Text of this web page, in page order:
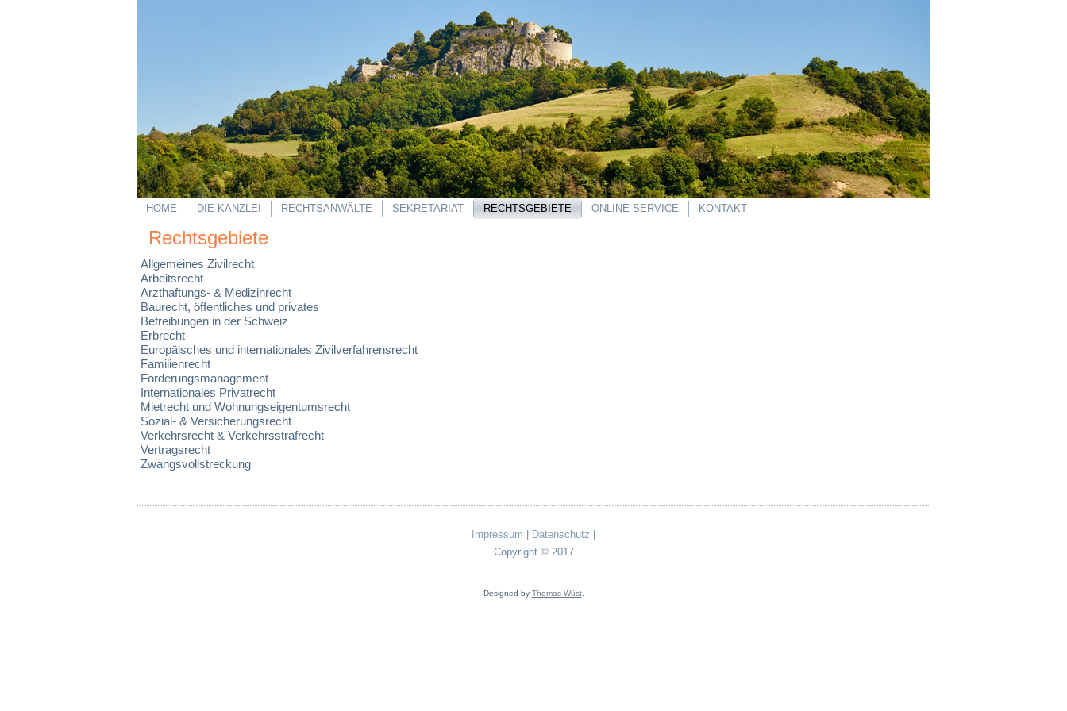
HOME DIE KANZLEI RECHTSANWÄLTE SEKRETARIAT RECHTSGEBIETE ONLINE SERVICE KONTAKT
Rechtsgebiete
Allgemeines Zivilrecht
Arbeitsrecht
Arzthaftungs- & Medizinrecht
Baurecht, öffentliches und privates
Betreibungen in der Schweiz
Erbrecht
Europäisches und internationales Zivilverfahrensrecht
Familienrecht
Forderungsmanagement
Internationales Privatrecht
Mietrecht und Wohnungseigentumsrecht
Sozial- & Versicherungsrecht
Verkehrsrecht & Verkehrsstrafrecht
Vertragsrecht
Zwangsvollstreckung
Impressum Datenschutz
Copyright © 2017
Designed by Thomas Wüst.